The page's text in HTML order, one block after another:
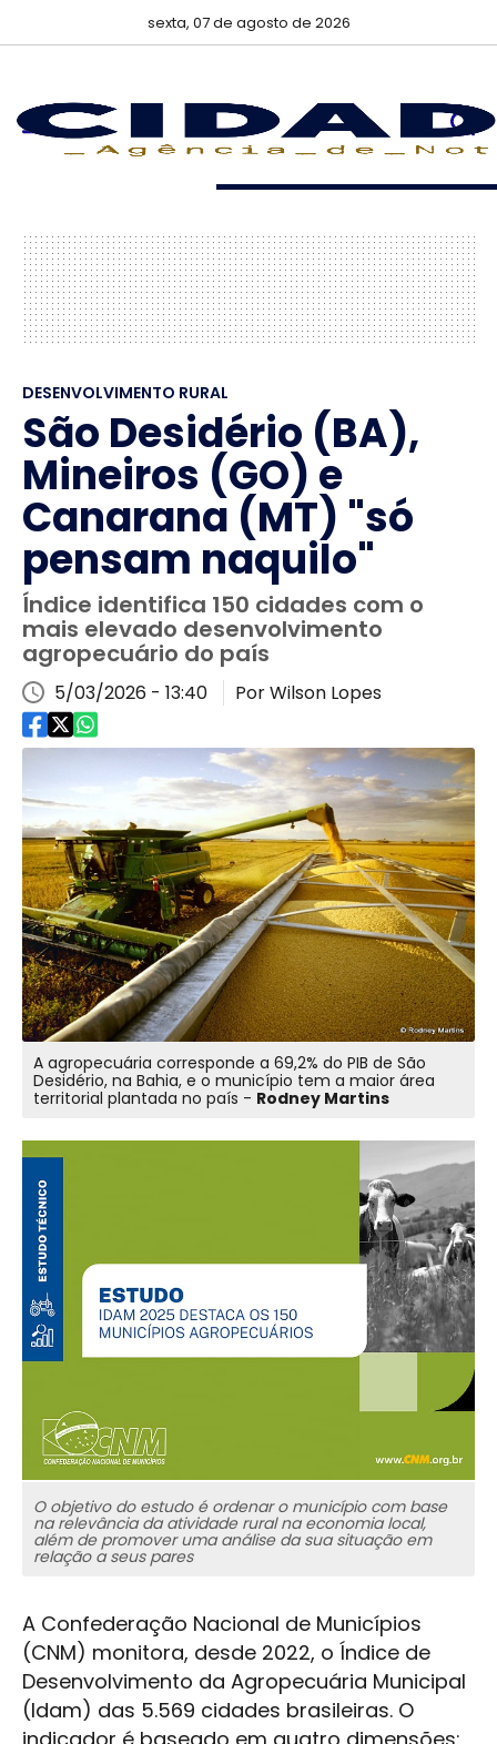
sexta, 07 de agosto de 2026
DESENVOLVIMENTO RURAL
São Desidério (BA),
Mineiros (GO) e
Canarana (MT) "só
pensam naquilo"
Índice identifica 150 cidades com o
mais elevado desenvolvimento
agropecuário do país
5/03/2026 - 13:40 Por Wilson Lopes
A agropecuária corresponde a 69,2% do PIB de São
Desidério, na Bahia, e o município tem a maior área
territorial plantada no país - Rodney Martins
O objetivo do estudo é ordenar o município com base
na relevância da atividade rural na economia local,
além de promover uma análise da sua situação em
relação a seus pares
A Confederação Nacional de Municípios
(CNM) monitora, desde 2022, o Índice de
Desenvolvimento da Agropecuária Municipal
(Idam) das 5.569 cidades brasileiras. O